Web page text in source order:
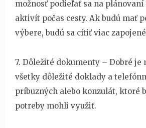
možnosť podieľať sa na
aktivít počas cesty. Ak budú mať
výbere, budú sa cítiť viac
7. Dôležité dokumenty – Dobré je
všetky dôležité doklady a
príbuzných alebo konzulát, ktoré
potreby mohli využiť.